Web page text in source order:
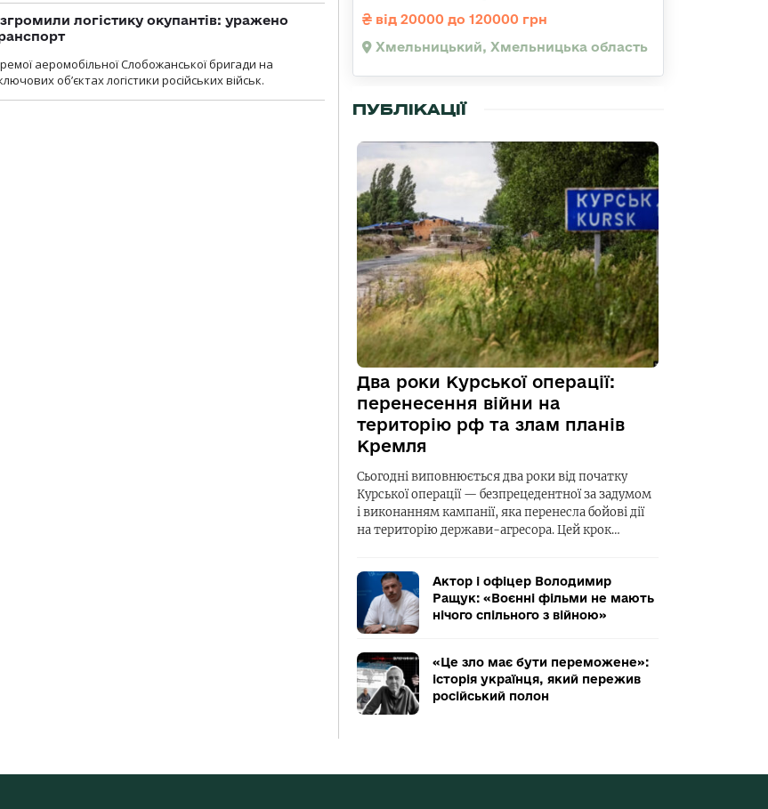
логістику окупантів: уражено
аеромобільної Слобожанської бригади на
об’єктах логістики російських військ.
від 20000 до 120000 грн
Хмельницький, Хмельницька область
ПУБЛІКАЦІЇ
Два роки Курської операції:
перенесення війни на
територію рф та злам планів
Кремля
Сьогодні виповнюється два роки від початку
Курської операції — безпрецедентної за задумом
і виконанням кампанії, яка перенесла бойові дії
на територію держави-агресора. Цей крок…
Актор і офіцер Володимир
Ращук: «Воєнні фільми не мають
нічого спільного з війною»
«Це зло має бути переможене»:
історія українця, який пережив
російський полон